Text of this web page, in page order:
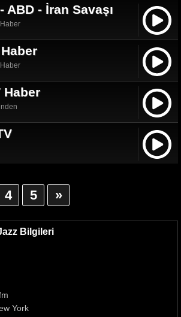
ABD - İran Savaşı
Haber
Haber
Haber
4 5 »
Bilgileri
York